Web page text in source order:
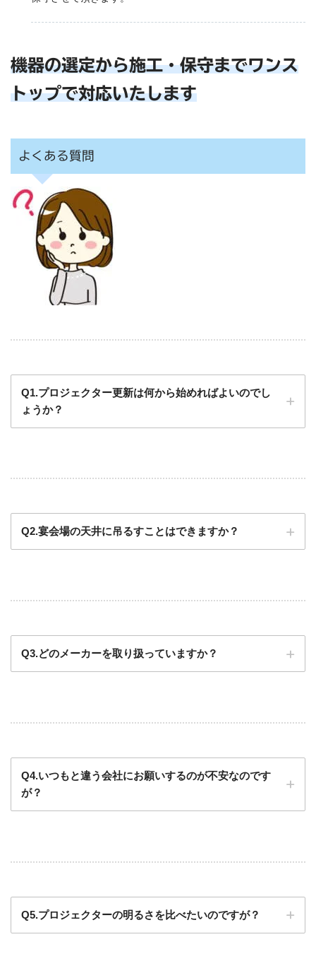
機器の選定から施工・保守までワンス
トップで対応いたします
よくある質問
Q1.プロジェクター更新は何から始めればよいのでし
ょうか？
Q2.宴会場の天井に吊るすことはできますか？
Q3.どのメーカーを取り扱っていますか？
Q4.いつもと違う会社にお願いするのが不安なのです
が？
Q5.プロジェクターの明るさを比べたいのですが？